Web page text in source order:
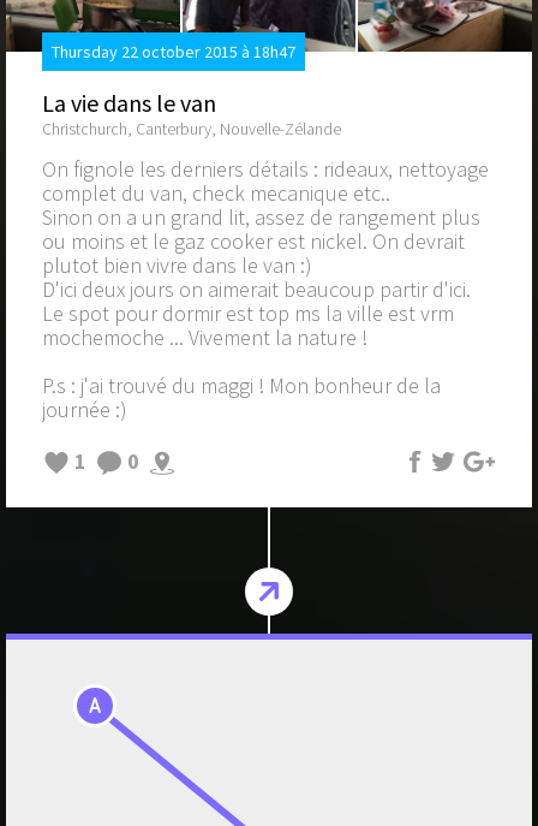
Thursday 22 october 2015 à 18h47
La vie dans le van
Christchurch, Canterbury, Nouvelle-Zélande
On fignole les derniers détails : rideaux, nettoyage
complet du van, check mecanique etc..
Sinon on a un grand lit, assez de rangement plus
ou moins et le gaz cooker est nickel. On devrait
plutot bien vivre dans le van :)
D'ici deux jours on aimerait beaucoup partir d'ici.
Le spot pour dormir est top ms la ville est vrm
mochemoche ... Vivement la nature !
P.s : j'ai trouvé du maggi ! Mon bonheur de la
journée :)
1
0
A